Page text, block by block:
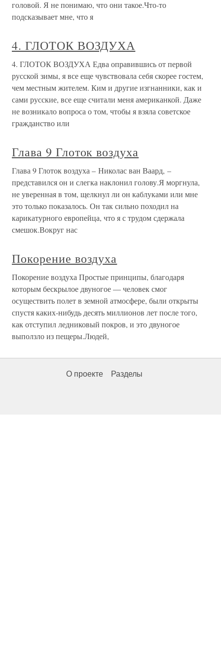
головой. Я не понимаю, что они такое.Что-то
подсказывает мне, что я
4. ГЛОТОК ВОЗДУХА
4. ГЛОТОК ВОЗДУХА Едва оправившись от первой
русской зимы, я все еще чувствовала себя скорее гостем,
чем местным жителем. Ким и другие изгнанники, как и
сами русские, все еще считали меня американкой. Даже
не возникало вопроса о том, чтобы я взяла советское
гражданство или
Глава 9 Глоток воздуха
Глава 9 Глоток воздуха – Николас ван Ваард, –
представился он и слегка наклонил голову.Я моргнула,
не уверенная в том, щелкнул ли он каблуками или мне
это только показалось. Он так сильно походил на
карикатурного европейца, что я с трудом сдержала
смешок.Вокруг нас
Покорение воздуха
Покорение воздуха Простые принципы, благодаря
которым бескрылое двуногое — человек смог
осуществить полет в земной атмосфере, были открыты
спустя каких-нибудь десять миллионов лет после того,
как отступил ледниковый покров, и это двуногое
выползло из пещеры.Людей,
О проекте Разделы